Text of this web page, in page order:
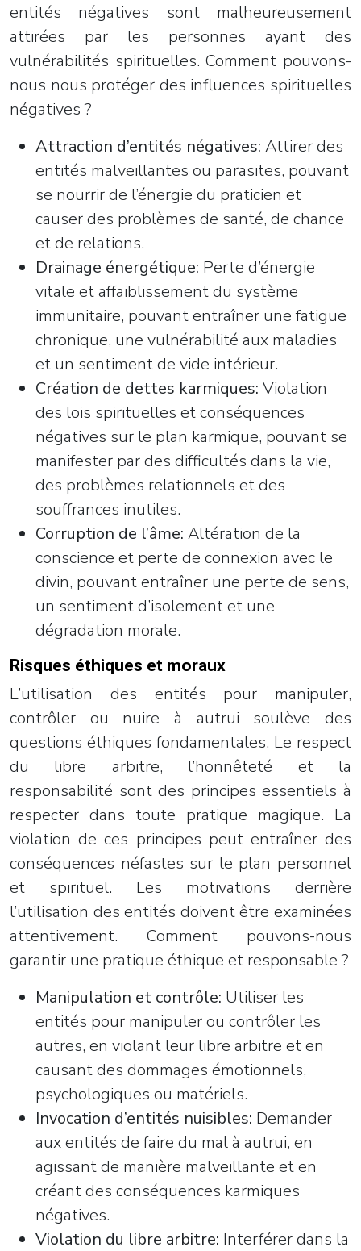
entités négatives sont malheureusement
attirées par les personnes ayant des
vulnérabilités spirituelles. Comment pouvons-
nous nous protéger des influences spirituelles
négatives ?
Attraction d’entités négatives: Attirer des
entités malveillantes ou parasites, pouvant
se nourrir de l’énergie du praticien et
causer des problèmes de santé, de chance
et de relations.
Drainage énergétique: Perte d’énergie
vitale et affaiblissement du système
immunitaire, pouvant entraîner une fatigue
chronique, une vulnérabilité aux maladies
et un sentiment de vide intérieur.
Création de dettes karmiques: Violation
des lois spirituelles et conséquences
négatives sur le plan karmique, pouvant se
manifester par des difficultés dans la vie,
des problèmes relationnels et des
souffrances inutiles.
Corruption de l’âme: Altération de la
conscience et perte de connexion avec le
divin, pouvant entraîner une perte de sens,
un sentiment d’isolement et une
dégradation morale.
Risques éthiques et moraux
L’utilisation des entités pour manipuler,
contrôler ou nuire à autrui soulève des
questions éthiques fondamentales. Le respect
du libre arbitre, l’honnêteté et la
responsabilité sont des principes essentiels à
respecter dans toute pratique magique. La
violation de ces principes peut entraîner des
conséquences néfastes sur le plan personnel
et spirituel. Les motivations derrière
l’utilisation des entités doivent être examinées
attentivement. Comment pouvons-nous
garantir une pratique éthique et responsable ?
Manipulation et contrôle: Utiliser les
entités pour manipuler ou contrôler les
autres, en violant leur libre arbitre et en
causant des dommages émotionnels,
psychologiques ou matériels.
Invocation d’entités nuisibles: Demander
aux entités de faire du mal à autrui, en
agissant de manière malveillante et en
créant des conséquences karmiques
négatives.
Violation du libre arbitre: Interférer dans la